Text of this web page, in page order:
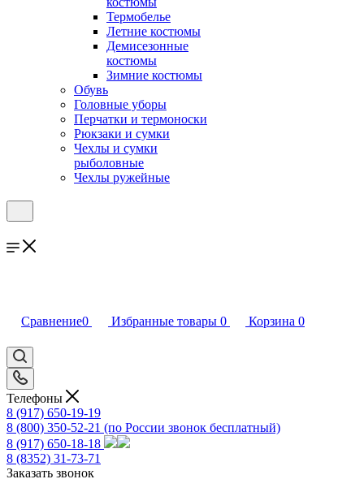
Термобелье
Летние костюмы
Демисезонные
костюмы
Зимние костюмы
Обувь
Головные уборы
Перчатки и термоноски
Рюкзаки и сумки
Чехлы и сумки
рыболовные
Чехлы ружейные
Сравнение0 Избранные товары 0 Корзина 0
Телефоны
8 (917) 650-19-19
8 (800) 350-52-21 (по России звонок бесплатный)
8 (917) 650-18-18
8 (8352) 31-73-71
Заказать звонок